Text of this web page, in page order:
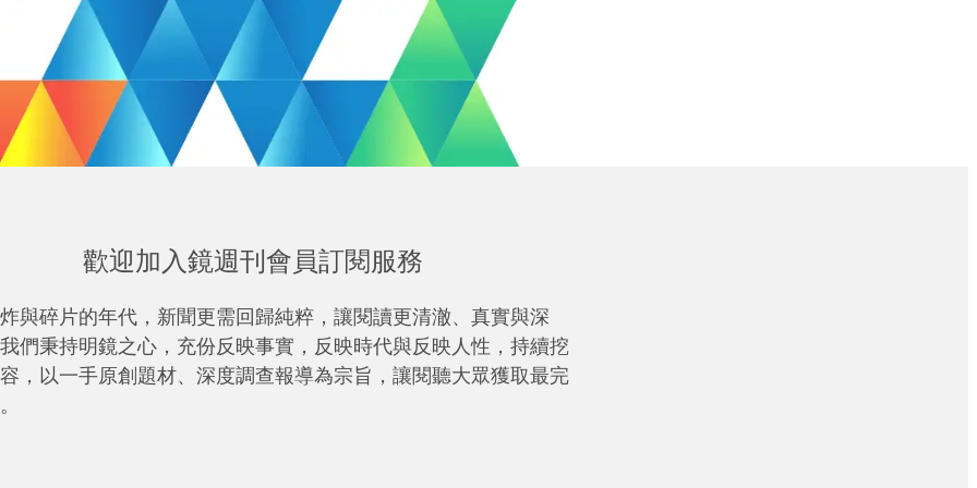
歡迎加入鏡週刊會員訂閱服務
與碎片的年代，新聞更需回歸純粹，讓閱讀更清澈、真實與深
們秉持明鏡之心，充份反映事實，反映時代與反映人性，持續挖
，以一手原創題材、深度調查報導為宗旨，讓閱聽大眾獲取最完